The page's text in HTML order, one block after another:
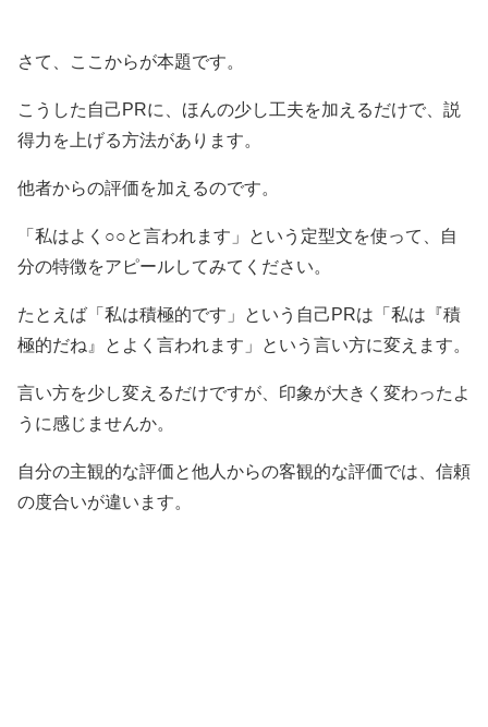
さて、ここからが本題です。
こうした自己PRに、ほんの少し工夫を加えるだけで、説
得力を上げる方法があります。
他者からの評価を加えるのです。
「私はよく○○と言われます」という定型文を使って、自
分の特徴をアピールしてみてください。
たとえば「私は積極的です」という自己PRは「私は『積
極的だね』とよく言われます」という言い方に変えます。
言い方を少し変えるだけですが、印象が大きく変わったよ
うに感じませんか。
自分の主観的な評価と他人からの客観的な評価では、信頼
の度合いが違います。